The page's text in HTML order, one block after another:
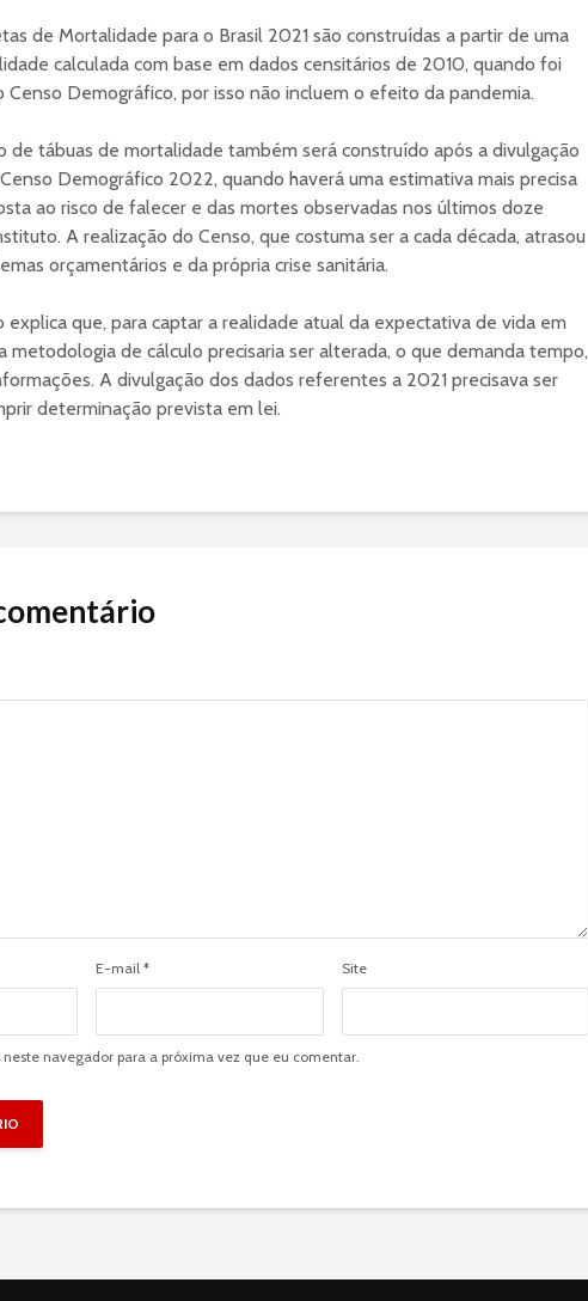
de Mortalidade para o Brasil 2021 são construídas a partir de uma
calculada com base em dados censitários de 2010, quando foi
Censo Demográfico, por isso não incluem o efeito da pandemia.
de tábuas de mortalidade também será construído após a divulgação
Demográfico 2022, quando haverá uma estimativa mais precisa
ao risco de falecer e das mortes observadas nos últimos doze
A realização do Censo, que costuma ser a cada década, atrasou
orçamentários e da própria crise sanitária.
que, para captar a realidade atual da expectativa de vida em
metodologia de cálculo precisaria ser alterada, o que demanda tempo,
A divulgação dos dados referentes a 2021 precisava ser
determinação prevista em lei.
E-mail * Site
neste navegador para a próxima vez que eu comentar.